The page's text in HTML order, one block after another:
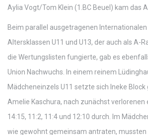
Aylia Vogt/Tom Klein (1.BC Beuel) kam das
Beim parallel ausgetragenen
Altersklassen U11 und U13, der auch als A-
die Wertungslisten fungierte, gab es
Union Nachwuchs. In einem reinem
Mädcheneinzels U11 setzte sich Ineke Block
Amelie Kaschura, nach zunächst
14:15, 11:2, 11:4 und 12:10 durch. Im
wie gewohnt gemeinsam antraten, mussten